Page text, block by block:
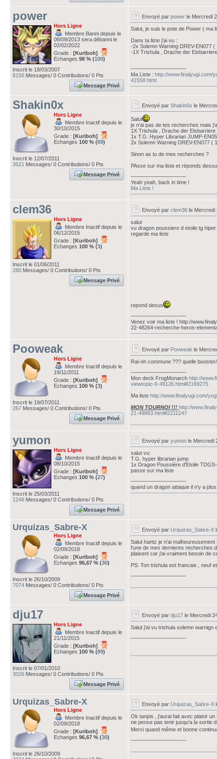
power
Hors Ligne
Membre Banni depuis le
08/09/2013 sera débanni le
02/02/2022
Grade : [Kuriboh]
Echanges 98 % (100)
Inscrit le 18/03/2007
8156 Messages/ 0 Contributions/ 0 Pts
Message Privé
Envoyé par power le Mercredi
Salut, je suis le pote de Power ( ma
Dans ta liste j'ai vu :
-2x Solemn Warning DREV-EN077 (
-1X Trishula , Drache der
Ma Liste : http://www.finalyugi.com/
41558.html
Shakin0x
Hors Ligne
Membre Inactif depuis le
30/10/2015
Grade : [Kuriboh]
Echanges 100 % (69)
Inscrit le 12/07/2011
3621 Messages/ 0 Contributions/ 0 Pts
Message Privé
Envoyé par Shakin0x le
Salut
je n'ai pas de tes recherches mais
1X Trishula , Drache der Eisbarriere
1x T.G. Hyper Librarian JUMP-
2x Solemn Warning DREV-EN077 (
Sinon as tu de mes recherches ?
PAsse sur ma liste et réponds
Yeah yeah, back in time !
Ma Liste !
clem36
Hors Ligne
Membre Inactif depuis le
06/12/2015
Grade : [Kuriboh]
Echanges 100 % (3)
Inscrit le 01/06/2011
280 Messages/ 0 Contributions/ 0 Pts
Message Privé
Envoyé par clem36 le Mercredi
salut
vu dragon poussiere d etoile tg hiper
regarde ma liste
repond desus
Venez voir ma liste ! http://
22-48264-recherche-heros-
Pooweak
Hors Ligne
Membre Inactif depuis le
19/11/2011
Grade : [Kuriboh]
Echanges 100 % (3)
Inscrit le 19/07/2011
267 Messages/ 0 Contributions/ 0 Pts
Message Privé
Envoyé par Pooweak le
Rai-oh commune ??? quelle
Mon deck FrogMonarch http://
viewtopic-6-49126.html#2169275
Ma liste http://www.finalyugi.com/
MON TOURNOI !!! http://
21-49863.html#2211247
yumon
Hors Ligne
Membre Inactif depuis le
08/10/2015
Grade : [Kuriboh]
Echanges 100 % (27)
Inscrit le 25/03/2011
1248 Messages/ 0 Contributions/ 0 Pts
Message Privé
Envoyé par yumon le Mercredi
salut vu:
T.G. hyper librarian jump
1x Dragon Poussière d'Etoile
passe sur ma liste
quand un dragon attaque il n'y a
Urquizas_Sabre-X
Hors Ligne
Membre Inactif depuis le
02/09/2018
Grade : [Kuriboh]
Echanges 96,67 % (30)
Inscrit le 26/10/2009
7074 Messages/ 0 Contributions/ 0 Pts
Message Privé
Envoyé par Urquizas_Sabre-X
Salut hantz je n'ai
l'une de mes dernieres recherches
plaisent car j'ai vraiment besoin de
PS: Ton trishula est francais , neuf
dju17
Hors Ligne
Membre Inactif depuis le
21/11/2015
Grade : [Kuriboh]
Echanges 100 % (89)
Inscrit le 07/01/2010
3026 Messages/ 0 Contributions/ 0 Pts
Message Privé
Envoyé par dju17 le Mercredi
Salut j'ai vu trishula solemn
Urquizas_Sabre-X
Hors Ligne
Membre Inactif depuis le
02/09/2018
Grade : [Kuriboh]
Echanges 96,67 % (30)
Inscrit le 26/10/2009
Envoyé par Urquizas_Sabre-X
Ok tanpis , j'aurai fait avec plaisir
ne pense pas tenir jusqu'a la sortie
Merci quand même et bonne